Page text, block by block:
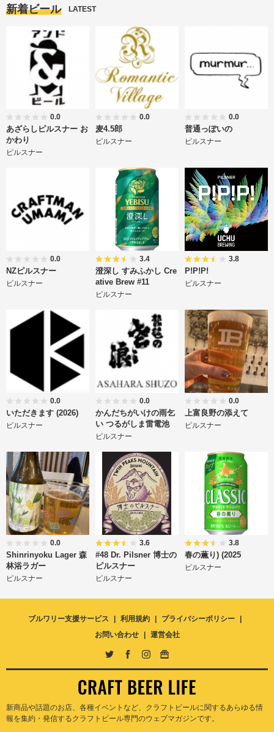
新着ビール LATEST
0.0
あざらしピルスナー お
かわり
ピルスナー
0.0
麦4.5郎
ピルスナー
0.0
普通っぽいの
ピルスナー
0.0
NZピルスナー
ピルスナー
3.4
澄深し すみふかし Cre
ative Brew #11
ピルスナー
3.8
P!P!P!
ピルスナー
0.0
いただきます (2026)
ピルスナー
0.0
かんだちがいけの雨乞
い つるがしま雷電池
ピルスナー
0.0
上富良野の添えて
ピルスナー
0.0
Shinrinyoku Lager 森
林浴ラガー
ピルスナー
3.6
#48 Dr. Pilsner 博士の
ピルスナー
ピルスナー
3.8
春の薫り) (2025
ピルスナー
ブルワリー支援サービス 利用規約
プライバシーポリシー
お問い合わせ
運営会社
新商品や話題のお店、各種イベントなど、クラフトビールに関するあらゆる情
報を集約・発信するクラフトビール専門のウェブマガジンです。